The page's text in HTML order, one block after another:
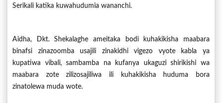
Serikali katika kuwahudumia wananchi.
Aidha, Dkt. Shekalaghe ameitaka bodi kuhakikisha maabara
binafsi zinazoomba usajili zinakidhi vigezo vyote kabla ya
kupatiwa vibali, sambamba na kufanya ukaguzi shirikishi wa
maabara zote zilizosajiliwa ili kuhakikisha huduma bora
zinatolewa muda wote.